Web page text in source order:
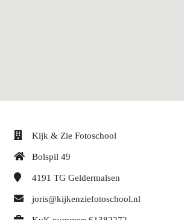
Kijk & Zie Fotoschool
Bolspil 49
4191 TG Geldermalsen
joris@kijkenziefotoschool.nl